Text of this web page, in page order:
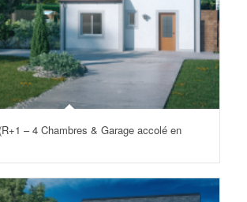
– 4 Chambres & Garage accolé en